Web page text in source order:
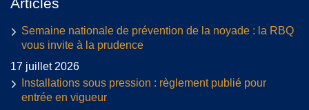
Semaine nationale de prévention de la noyade : la RBQ
vous invite à la prudence
17 juillet 2026
Installations sous pression : règlement publié pour
entrée en vigueur